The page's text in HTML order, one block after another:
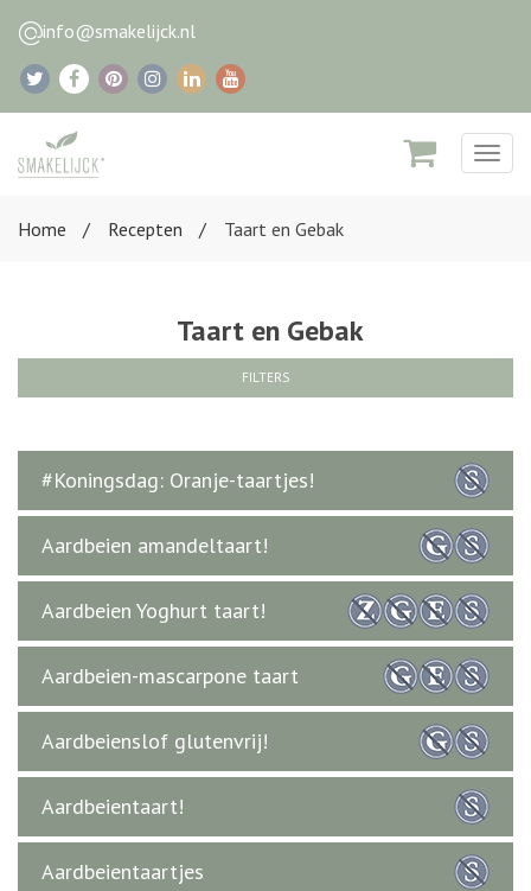
info@smakelijck.nl
Home
Recepten Taart en Gebak
Taart en Gebak
FILTERS
#Koningsdag: Oranje-taartjes!
Aardbeien amandeltaart!
Aardbeien Yoghurt taart!
Aardbeien-mascarpone taart
Aardbeienslof glutenvrij!
Aardbeientaart!
Aardbeientaartjes